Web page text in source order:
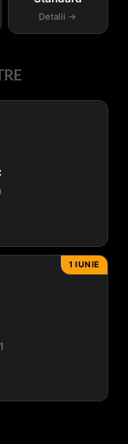
Detalii →
1 IUNIE